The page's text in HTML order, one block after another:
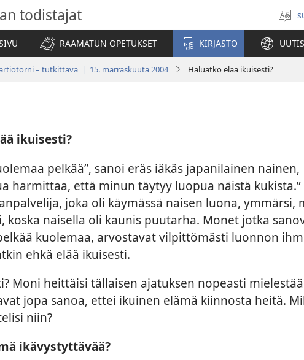
todistajat
RAAMATUN OPETUKSET KIRJASTO
– tutkittava | 15. marraskuuta 2004 Haluatko elää ikuisesti?
ikuisesti?
pelkää”, sanoi eräs iäkäs japanilainen nainen,
harmittaa, että minun täytyy luopua näistä kukista.”
joka oli käymässä naisen luona, ymmärsi,
koska naisella oli kaunis puutarha. Monet jotka
kuolemaa, arvostavat vilpittömästi luonnon
ehkä elää ikuisesti.
Moni heittäisi tällaisen ajatuksen nopeasti
jopa sanoa, ettei ikuinen elämä kiinnosta heitä.
niin?
ikävystyttävää?